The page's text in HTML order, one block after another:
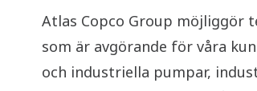
Atlas Copco Group möjliggör
som är avgörande för våra
och industriella pumpar,